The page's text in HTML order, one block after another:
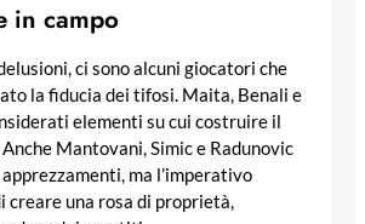
in campo
ci sono alcuni giocatori che
la fiducia dei tifosi. Maita, Benali e
elementi su cui costruire il
Mantovani, Simic e Radunovic
ma l’imperativo
creare una rosa di proprietà,